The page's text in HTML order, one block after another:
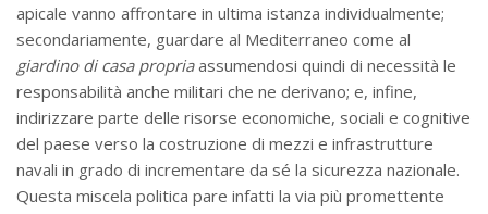
apicale vanno affrontare in ultima istanza individualmente;
secondariamente, guardare al Mediterraneo come al
giardino di casa propriaassumendosi quindi di necessità le
responsabilità anche militari che ne derivano; e, infine,
indirizzare parte delle risorse economiche, sociali e cognitive
del paese verso la costruzione di mezzi e infrastrutture
navali in grado di incrementare da sé la sicurezza nazionale.
Questa miscela politica pare infatti la via più promettente